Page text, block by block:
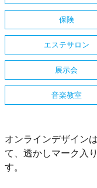
保険
エステサロン
展示会
音楽教室
オンラインデザイン
て、透かしマーク入
す。